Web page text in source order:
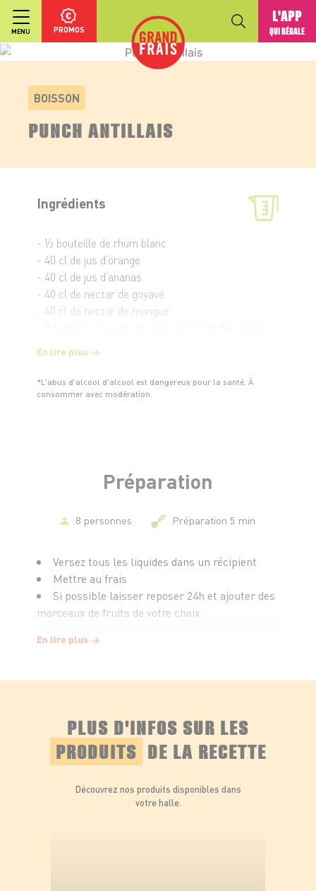
MENU PROMOS
L'APP
QUI RÉGALE
BOISSON
PUNCH ANTILLAIS
Ingrédients
- ½ bouteille de rhum blanc
- 40 cl de jus d’orange
- 40 cl de jus d’ananas
- 40 cl de nectar de goyave
- 40 cl de nectar de mangue
En lire plus
*L'abus d'alcool d'alcool est dangereux pour la santé. À
consommer avec modération.
Préparation
8 personnes Préparation 5 min
Versez tous les liquides dans un récipient
Mettre au frais
Si possible laisser reposer 24h et ajouter des
morceaux de fruits de votre choix
En lire plus
PLUS D'INFOS SUR LES
PRODUITS DE LA RECETTE
Découvrez nos produits disponibles dans
votre halle.